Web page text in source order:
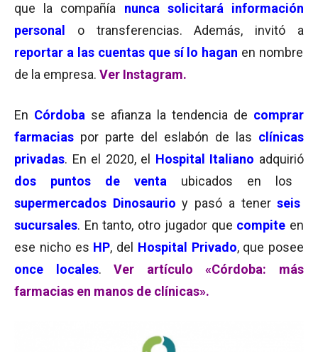
que la compañía nunca solicitará información
personal
o transferencias. Además, invitó a
reportar a las cuentas que sí lo hagan en nombre
de la empresa. Ver Instagram.
En Córdoba se afianza la tendencia de comprar
farmacias por parte del eslabón de las clínicas
privadas. En el 2020, el Hospital Italiano adquirió
dos puntos de venta ubicados en los
supermercados Dinosaurioy pasó a tenerseis
sucursales. En tanto, otro jugador que compite en
ese nicho es HP, del Hospital Privado, que posee
once locales.Ver artículo «Córdoba: más
farmacias en manos de clínicas».